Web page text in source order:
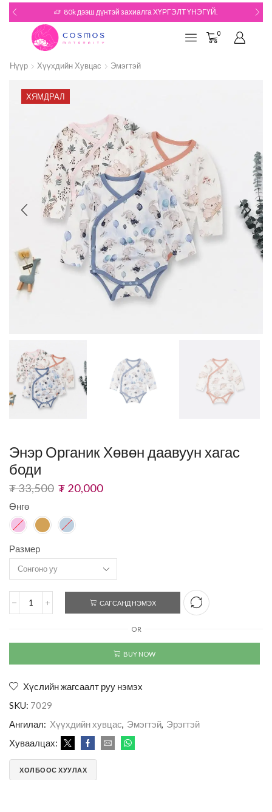
ҮНЭГҮЙ. 180k дээш дүнтэй захиалгын
0
Нүүр Хүүхдийн Хувцас Эмэгтэй
ХЯМДРАЛ
Энэр Органик Хөвөн даавуун хагас
боди
₮33,500 ₮ 20,000
Өнгө
Размер
САГСАНД НЭМЭХ
OR
BUY NOW
Хүслийн жагсаалт руу нэмэх
SKU: 7029
Ангилал: Хүүхдийн хувцас, Эмэгтэй, Эрэгтэй
Хуваалцах:
ХОЛБООС ХУУЛАХ